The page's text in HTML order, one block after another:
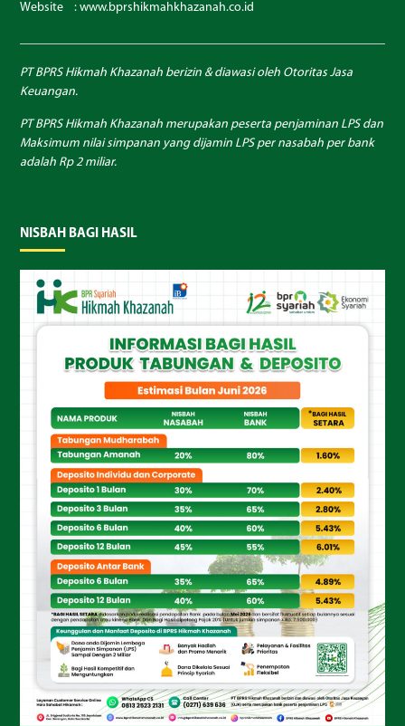
Website :www.bprshikmahkhazanah.co.id
PT BPRS Hikmah Khazanah berizin & diawasi oleh Otoritas Jasa
Keuangan.
PT BPRS Hikmah Khazanah merupakan peserta penjaminan LPS dan
Maksimum nilai simpanan yang dijamin LPS per nasabah per bank
adalah Rp 2 miliar.
NISBAH BAGI HASIL